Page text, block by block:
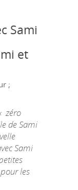
Sami
et
;
zéro
de Sami
Sami
les